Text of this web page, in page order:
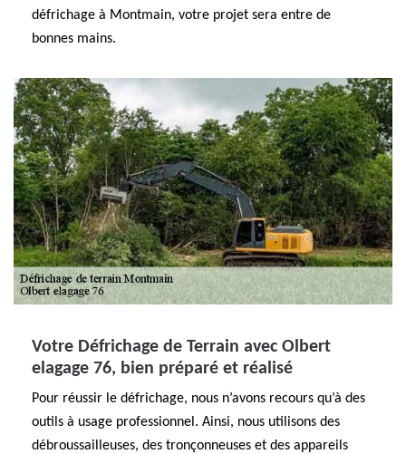
défrichage à Montmain, votre projet sera entre de
bonnes mains.
Votre Défrichage de Terrain avec Olbert
elagage 76, bien préparé et réalisé
Pour réussir le défrichage, nous n’avons recours qu’à des
outils à usage professionnel. Ainsi, nous utilisons des
débroussailleuses, des tronçonneuses et des appareils